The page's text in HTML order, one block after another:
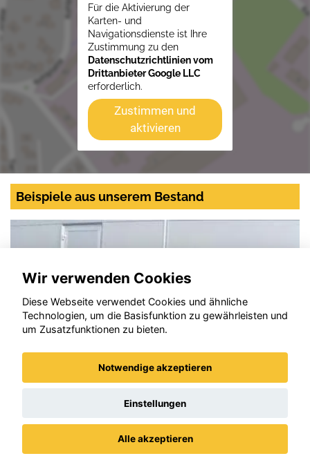
Für die Aktivierung der
Karten- und
Navigationsdienste ist Ihre
Zustimmung zu den
Datenschutzrichtlinien vom
Drittanbieter Google LLC
erforderlich.
Zustimmen und
aktivieren
Beispiele aus unserem Bestand
Opel Mokka
Wir verwenden Cookies
Diese Webseite verwendet Cookies und ähnliche
Technologien, um die Basisfunktion zu gewährleisten und
um Zusatzfunktionen zu bieten.
Notwendige akzeptieren
Einstellungen
Alle akzeptieren